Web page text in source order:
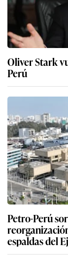
Oliver Stark
Perú
Petro-Perú
espaldas del